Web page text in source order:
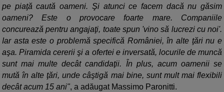
pe piaţă caută oameni. Şi atunci ce facem dacă nu găsim
oameni? Este o provocare foarte mare. Companiile
concurează pentru angajaţi, toate spun 'vino să lucrezi cu noi'.
Iar asta este o problemă specifică României, în alte ţări nu e
aşa. Piramida cererii şi a ofertei e inversată, locurile de muncă
sunt mai multe decât candidaţii. În plus, acum oamenii se
mută în alte ţări, unde câştigă mai bine, sunt mult mai flexibili
decât acum 15 ani", a adăugat Massimo Paronitti.